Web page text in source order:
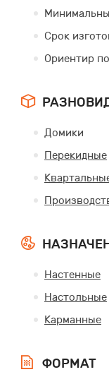
Срок
Ориентир
Домики
Перекидные
Настенные
Настольные
Карманные
ФОРМАТ